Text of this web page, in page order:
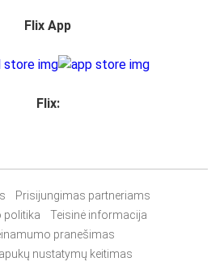
Flix App
Flix:
Prisijungimas partneriams
politika
Teisinė informacija
pranešimas
nustatymų keitimas